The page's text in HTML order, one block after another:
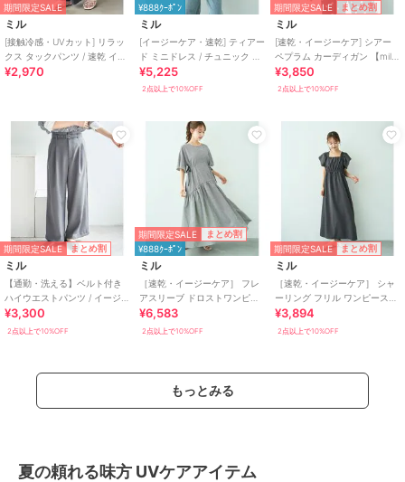
期間限定SALE
ミル
[接触冷感・UVカット] リラッ
クス タックパンツ / 速乾 イー
ジーケア 【mil/ミル】
¥2,970
¥888ｸｰﾎﾟﾝ
ミル
[イージーケア・速乾] ティアー
ド ミニドレス / チュニック ブ
ラウス 【mil/ミル】
¥5,225
2点以上で10%OFF
期間限定SALE まとめ割
ミル
[速乾・イージーケア] シアー
ペプラム カーディガン 【mil/
ミル】
¥3,850
2点以上で10%OFF
期間限定SALE まとめ割
ミル
【通勤・洗える】ベルト付き
ハイウエストパンツ / イージー
ケア【mil (ミル)】
¥3,300
2点以上で10%OFF
期間限定SALE まとめ割
¥888ｸｰﾎﾟﾝ
ミル
［速乾・イージーケア］ フレ
アスリーブ ドロストワンピー
ス【mil/ミル】
¥6,583
2点以上で10%OFF
期間限定SALE まとめ割
ミル
［速乾・イージーケア］ シャ
ーリング フリル ワンピース
【mil/ミル】
¥3,894
2点以上で10%OFF
もっとみる
夏の頼れる味方 UVケアアイテム